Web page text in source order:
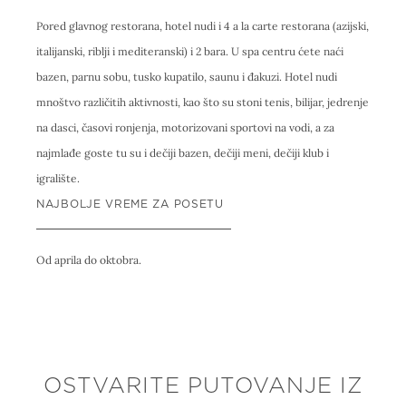
Pored glavnog restorana, hotel nudi i 4 a la carte restorana (azijski,
italijanski, riblji i mediteranski) i 2 bara. U spa centru ćete naći
bazen, parnu sobu, tusko kupatilo, saunu i đakuzi. Hotel nudi
mnoštvo različitih aktivnosti, kao što su stoni tenis, bilijar, jedrenje
na dasci, časovi ronjenja, motorizovani sportovi na vodi, a za
najmlađe goste tu su i dečiji bazen, dečiji meni, dečiji klub i
igralište.
NAJBOLJE VREME ZA POSETU
Od aprila do oktobra.
OSTVARITE PUTOVANJE IZ